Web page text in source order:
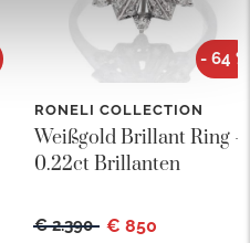
- 64 %
RONELI COLLECTION
Weißgold Brillant Ring -
0.22ct Brillanten
€ 2.390 € 850